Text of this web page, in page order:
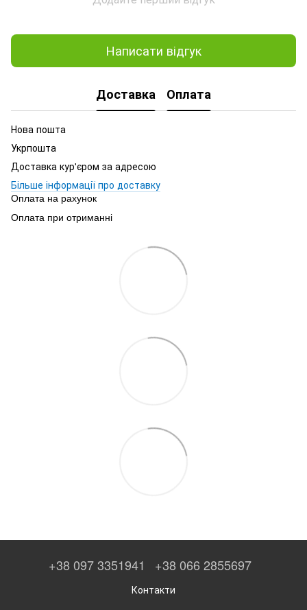
Написати відгук
Доставка Оплата
Нова пошта
Укрпошта
Доставка кур'єром за адресою
Більше інформації про доставку
Оплата на рахунок
Оплата при отриманні
+38 097 3351941 +38 066 2855697
Контакти